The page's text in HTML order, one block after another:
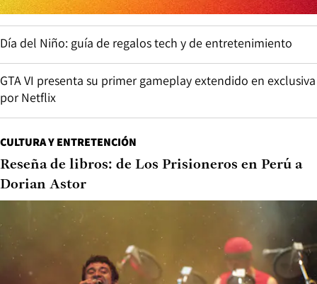
Día del Niño: guía de regalos tech y de entretenimiento
GTA VI presenta su primer gameplay extendido en exclusiva
por Netflix
CULTURA Y ENTRETENCIÓN
Reseña de libros: de Los Prisioneros en Perú a
Dorian Astor